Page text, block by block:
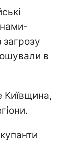
в
Київщина,